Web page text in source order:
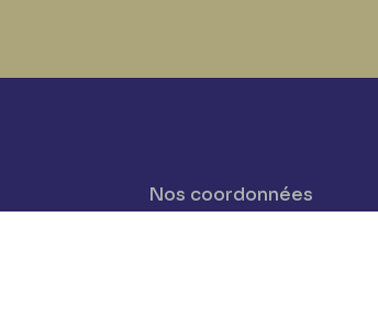
Nos coordonnées